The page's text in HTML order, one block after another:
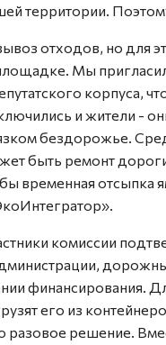
территории.
отходов, но для
Мы
корпуса,
и жители -
бездорожье.
быть ремонт
временная отсыпка
комиссии
финансирования.
его из
разовое решение.